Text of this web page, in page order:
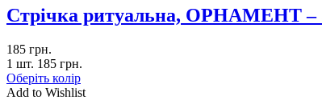
Стрічка ритуальна, ОРНАМЕНТ –
185 грн.
1 шт. 185 грн.
Оберіть колір
Add to Wishlist